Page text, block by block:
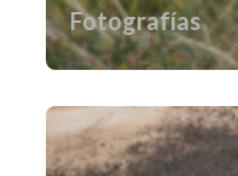
Fotografías